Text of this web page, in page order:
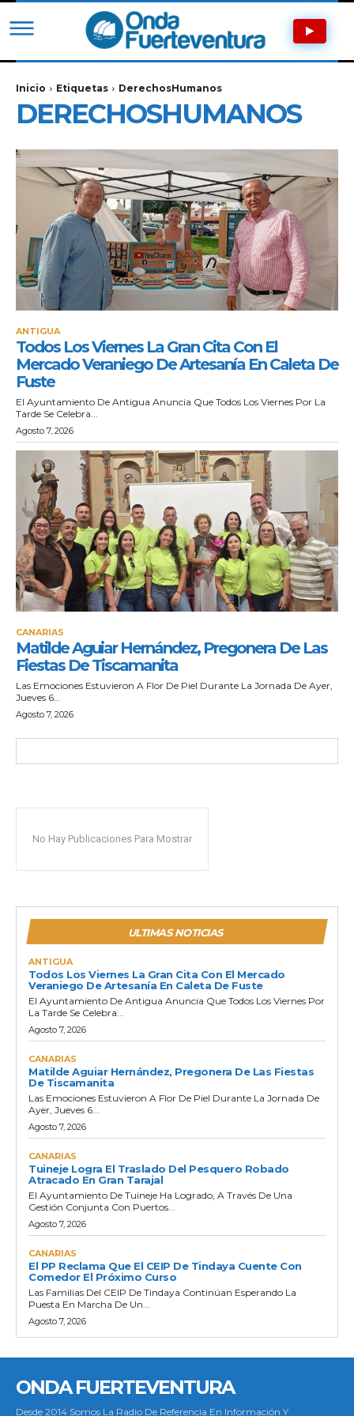
Inicio Etiquetas DerechosHumanos
DERECHOSHUMANOS
ANTIGUA
Todos Los Viernes La Gran Cita Con El
Mercado Veraniego De Artesanía En Caleta De
Fuste
El Ayuntamiento De Antigua Anuncia Que Todos Los Viernes Por La
Tarde Se Celebra...
Agosto 7, 2026
CANARIAS
Matilde Aguiar Hernández, Pregonera De Las
Fiestas De Tiscamanita
Las Emociones Estuvieron A Flor De Piel Durante La Jornada De Ayer,
Jueves 6...
Agosto 7, 2026
No Hay Publicaciones Para Mostrar
ULTIMAS NOTICIAS
ANTIGUA
Todos Los Viernes La Gran Cita Con El Mercado
Veraniego De Artesanía En Caleta De Fuste
El Ayuntamiento De Antigua Anuncia Que Todos Los Viernes Por
La Tarde Se Celebra...
Agosto 7, 2026
CANARIAS
Matilde Aguiar Hernández, Pregonera De Las Fiestas
De Tiscamanita
Las Emociones Estuvieron A Flor De Piel Durante La Jornada De
Ayer, Jueves 6...
Agosto 7, 2026
CANARIAS
Tuineje Logra El Traslado Del Pesquero Robado
Atracado En Gran Tarajal
El Ayuntamiento De Tuineje Ha Logrado, A Través De Una
Gestión Conjunta Con Puertos...
Agosto 7, 2026
CANARIAS
El PP Reclama Que El CEIP De Tindaya Cuente Con
Comedor El Próximo Curso
Las Familias Del CEIP De Tindaya Continúan Esperando La
Puesta En Marcha De Un...
Agosto 7, 2026
ONDA FUERTEVENTURA
Desde 2014 Somos La Radio De Referencia En Información Y